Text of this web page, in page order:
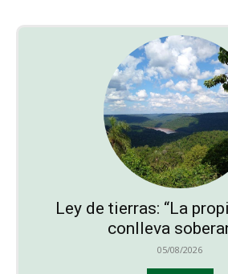
Ley de tierras: “La
conlleva
05/08/2026